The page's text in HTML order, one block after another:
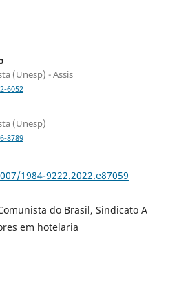
(Unesp) - Assis
6052
(Unesp)
8789
1984-9222.2022.e87059
do Brasil, Sindicato A
em hotelaria